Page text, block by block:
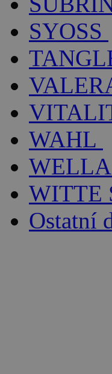
SYOSS
WAHL
WELLA
WITTE
Ostatní